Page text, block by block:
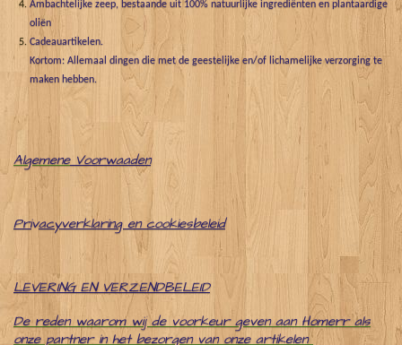
Ambachtelijke zeep, bestaande uit 100% natuurlijke ingrediënten en plantaardige
oliën
Cadeauartikelen.
Kortom: Allemaal dingen die met de geestelijke en/of lichamelijke verzorging te
maken hebben.
Algemene Voorwaaden
Privacyverklaring en cookiesbeleid
LEVERING EN VERZENDBELEID
De reden waarom wij de voorkeur geven aan Homerr als
onze partner in het bezorgen van onze artikelen